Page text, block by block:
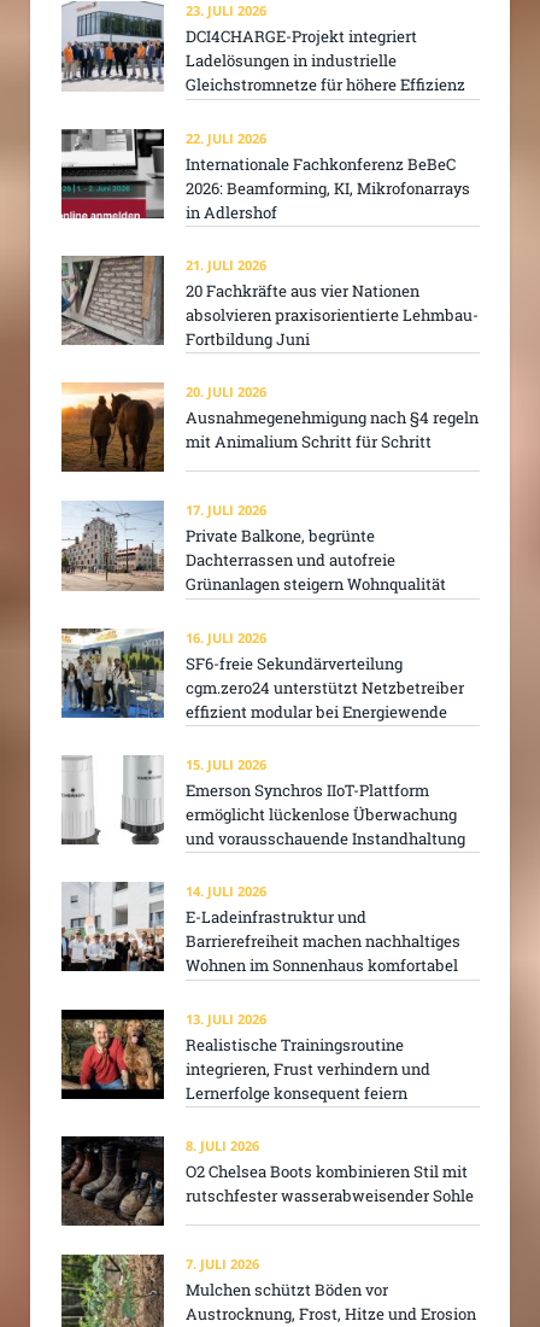
23. JULI 2026
DCI4CHARGE-Projekt integriert
Ladelösungen in industrielle
Gleichstromnetze für höhere Effizienz
22. JULI 2026
Internationale Fachkonferenz BeBeC
2026: Beamforming, KI, Mikrofonarrays
in Adlershof
21. JULI 2026
20 Fachkräfte aus vier Nationen
absolvieren praxisorientierte Lehmbau-
Fortbildung Juni
20. JULI 2026
Ausnahmegenehmigung nach §4 regeln
mit Animalium Schritt für Schritt
17. JULI 2026
Private Balkone, begrünte
Dachterrassen und autofreie
Grünanlagen steigern Wohnqualität
16. JULI 2026
SF6-freie Sekundärverteilung
cgm.zero24 unterstützt Netzbetreiber
effizient modular bei Energiewende
15. JULI 2026
Emerson Synchros IIoT-Plattform
ermöglicht lückenlose Überwachung
und vorausschauende Instandhaltung
14. JULI 2026
E-Ladeinfrastruktur und
Barrierefreiheit machen nachhaltiges
Wohnen im Sonnenhaus komfortabel
13. JULI 2026
Realistische Trainingsroutine
integrieren, Frust verhindern und
Lernerfolge konsequent feiern
8. JULI 2026
O2 Chelsea Boots kombinieren Stil mit
rutschfester wasserabweisender Sohle
7. JULI 2026
Mulchen schützt Böden vor
Austrocknung, Frost, Hitze und Erosion